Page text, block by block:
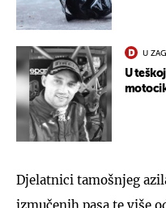
U
U
Djelatnici tamošnjeg
izmučenih pasa te više